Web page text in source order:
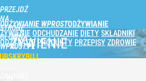
PRZEJDŹ
NA
STRONĘ
GŁÓWNĄ
WPROST.PL
ODŻYWIANIE WPROST
ŻYWIENIE ODCHUDZANIE DIETY SKŁADNIKI
ODŻYWCZE PRODUKTY PRZEPISY ZDROWIE
ŻYWIENIE